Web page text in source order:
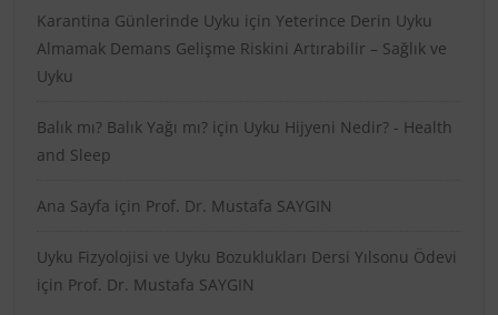
Karantina Günlerinde Uyku için Yeterince Derin Uyku
Almamak Demans Gelişme Riskini Artırabilir – Sağlık ve
Uyku
Balık mı? Balık Yağı mı? için Uyku Hijyeni Nedir? - Health
and Sleep
Ana Sayfa için Prof. Dr. Mustafa SAYGIN
Uyku Fizyolojisi ve Uyku Bozuklukları Dersi Yılsonu Ödevi
için Prof. Dr. Mustafa SAYGIN